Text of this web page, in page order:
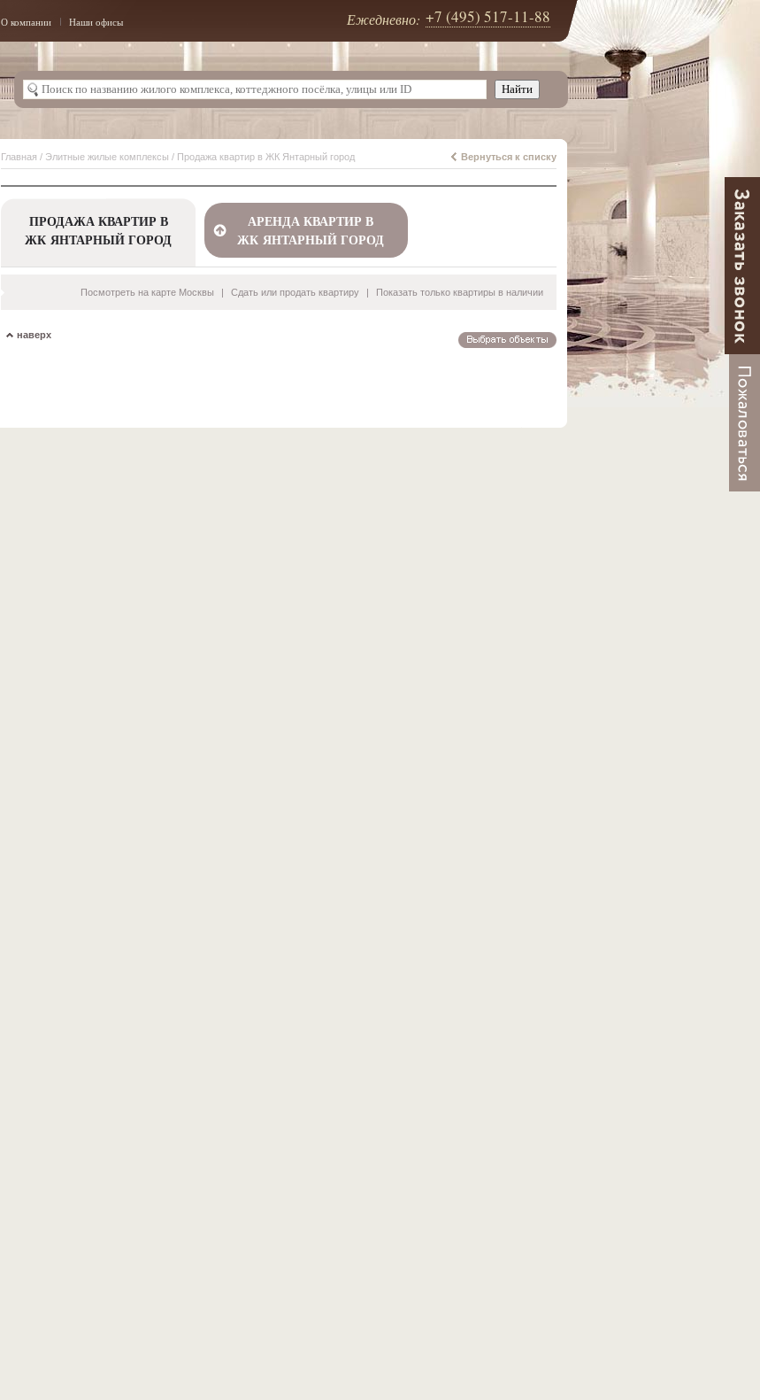
О компании Наши офисы Ежедневно: +7 (495) 517-11-88
Главная / Элитные жилые комплексы / Продажа квартир в ЖК Янтарный город Вернуться к списку
ПРОДАЖА КВАРТИР В
ЖК ЯНТАРНЫЙ ГОРОД
АРЕНДА КВАРТИР В
ЖК ЯНТАРНЫЙ ГОРОД
Посмотреть на карте Москвы | Сдать или продать квартиру | Показать только квартиры в наличии
наверх